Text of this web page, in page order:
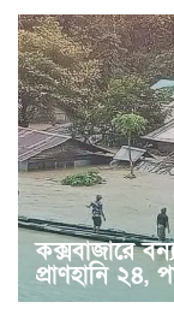
কক্সবাজারে
প্রাণহানি ২৪,